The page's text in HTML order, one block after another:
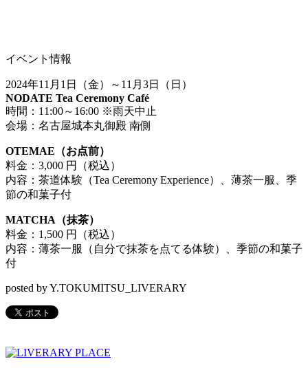
イベント情報
2024年11月1日（金）～11月3日（日）
NODATE Tea Ceremony Café
時間：11:00～16:00 ※雨天中止
会場：名古屋城本丸御殿 南側
OTEMAE（お点前）
料金：3,000 円（税込）
内容：茶道体験（Tea Ceremony Experience）、薄茶一服、季
節の和菓子付
MATCHA（抹茶）
料金：1,500 円（税込）
内容：薄茶一服（自分で抹茶を点てる体験）、季節の和菓子
付
posted by Y.TOKUMITSU_LIVERARY